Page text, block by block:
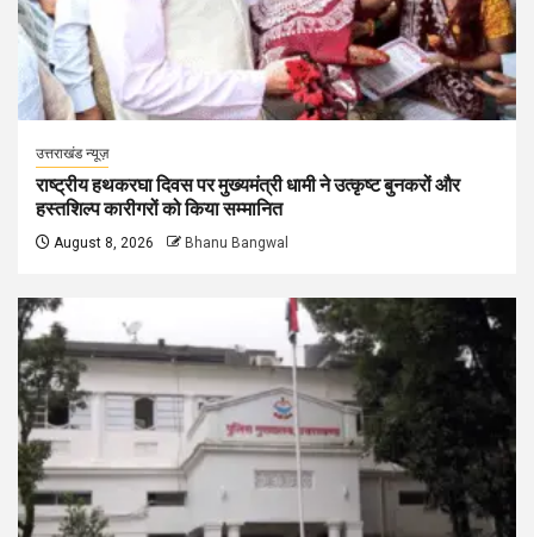
उत्तराखंड न्यूज़
राष्ट्रीय हथकरघा दिवस पर मुख्यमंत्री धामी ने उत्कृष्ट बुनकरों और
हस्तशिल्प कारीगरों को किया सम्मानित
August 8, 2026 Bhanu Bangwal